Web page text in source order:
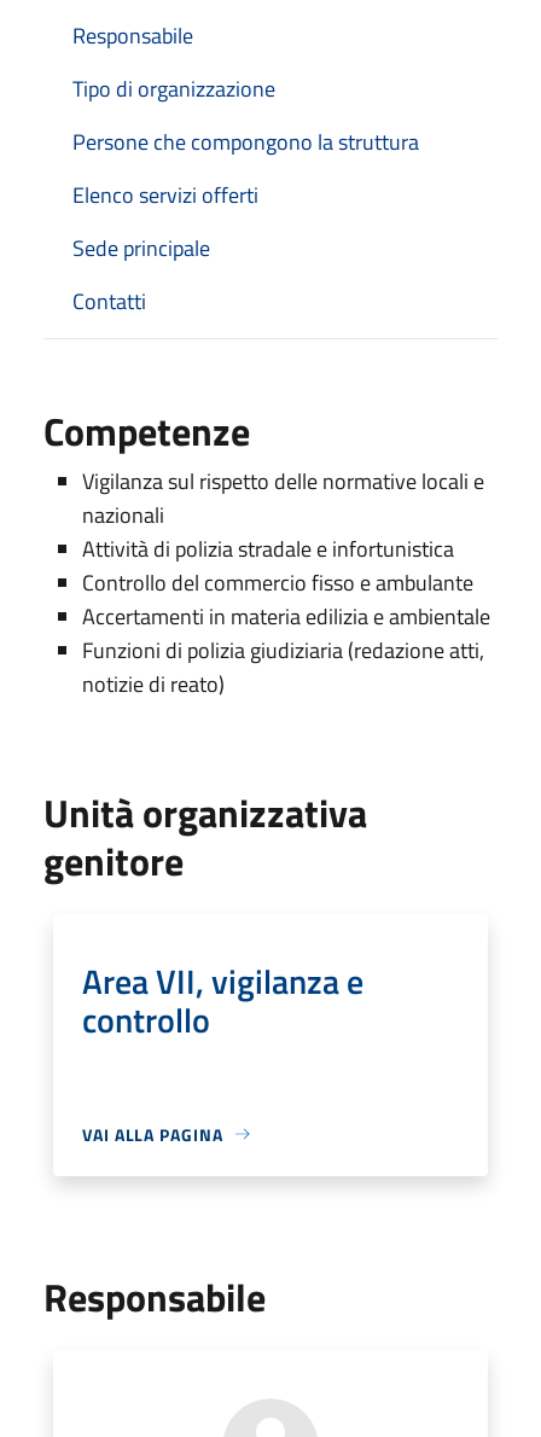
Responsabile
Tipo di organizzazione
Persone che compongono la struttura
Elenco servizi offerti
Sede principale
Contatti
Competenze
Vigilanza sul rispetto delle normative locali e
nazionali
Attività di polizia stradale e infortunistica
Controllo del commercio fisso e ambulante
Accertamenti in materia edilizia e ambientale
Funzioni di polizia giudiziaria (redazione atti,
notizie di reato)
Unità organizzativa
genitore
Area VII, vigilanza e
controllo
VAI ALLA PAGINA
Responsabile